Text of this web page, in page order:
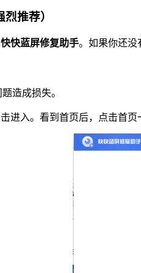
推荐）
快快蓝屏修复助手。如果你还没
造成损失。
进入。看到首页后，点击首